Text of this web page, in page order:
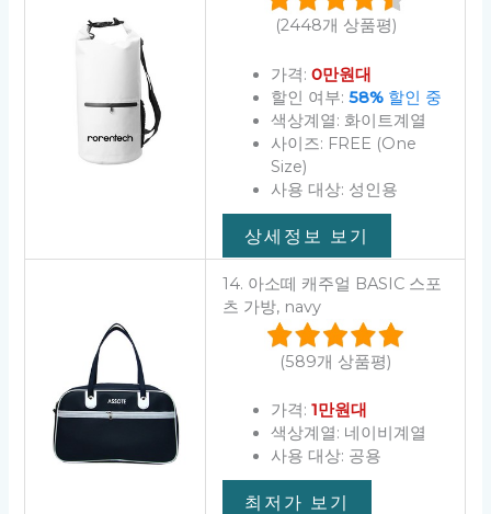
(2448개 상품평)
가격: 0만원대
할인 여부: 58%할인 중
색상계열: 화이트계열
사이즈: FREE (One
Size)
사용 대상: 성인용
상세정보 보기
14. 아소떼 캐주얼 BASIC 스포
츠 가방, navy
(589개 상품평)
가격: 1만원대
색상계열: 네이비계열
사용 대상: 공용
최저가 보기